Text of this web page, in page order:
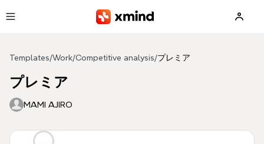
Templates/Work/Competitive analysis/プレミア
プレミア
MAMI AJIRO